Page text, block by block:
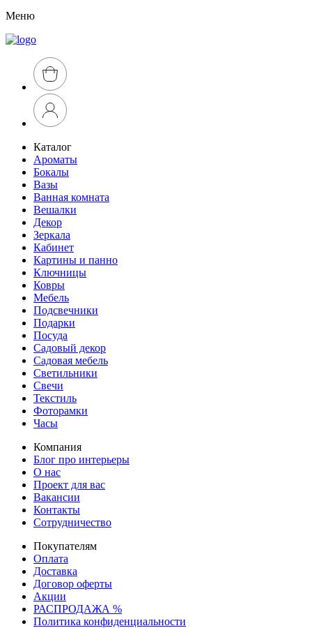
Меню
Каталог
Ароматы
Бокалы
Вазы
Ванная комната
Вешалки
Декор
Зеркала
Кабинет
Картины и панно
Ключницы
Ковры
Мебель
Подсвечники
Подарки
Посуда
Садовый декор
Садовая мебель
Светильники
Свечи
Текстиль
Фоторамки
Часы
Компания
Блог про интерьеры
О нас
Проект для вас
Вакансии
Контакты
Сотрудничество
Покупателям
Оплата
Доставка
Договор оферты
Акции
РАСПРОДАЖА %
Политика конфиденциальности